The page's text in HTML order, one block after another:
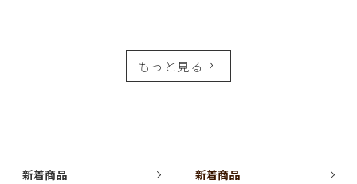
もっと見る
新着商品 新着商品